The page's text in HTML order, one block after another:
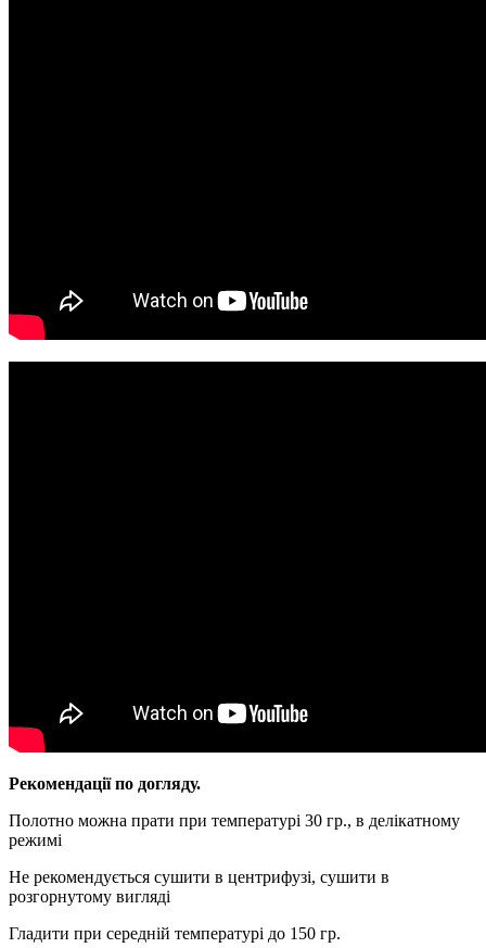
Рекомендації по догляду.
Полотно можна прати при температурі 30 гр., в делікатному
режимі
Не рекомендується сушити в центрифузі, сушити в
розгорнутому вигляді
Гладити при середній температурі до 150 гр.